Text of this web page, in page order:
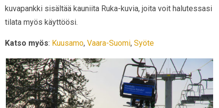
kuvapankki sisältää kauniita Ruka-kuvia, joita voit halutessasi
tilata myös käyttöösi.
Katso myös: Kuusamo, Vaara-Suomi, Syöte